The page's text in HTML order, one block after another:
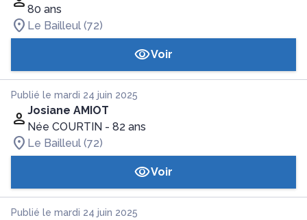
80 ans
Le Bailleul (72)
Voir
Publié le mardi 24 juin 2025
Josiane AMIOT
Née COURTIN - 82 ans
Le Bailleul (72)
Voir
Publié le mardi 24 juin 2025